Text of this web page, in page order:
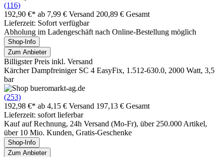
(116)
192,90 €* ab 7,99 € Versand 200,89 € Gesamt
Lieferzeit: Sofort verfügbar
Abholung im Ladengeschäft nach Online-Bestellung möglich
Shop-Info
Zum Anbieter
Billigster Preis inkl. Versand
Kärcher Dampfreiniger SC 4 EasyFix, 1.512-630.0, 2000 Watt, 3,5
bar
(253)
192,98 €* ab 4,15 € Versand 197,13 € Gesamt
Lieferzeit: sofort lieferbar
Kauf auf Rechnung, 24h Versand (Mo-Fr), über 250.000 Artikel,
über 10 Mio. Kunden, Gratis-Geschenke
Shop-Info
Zum Anbieter